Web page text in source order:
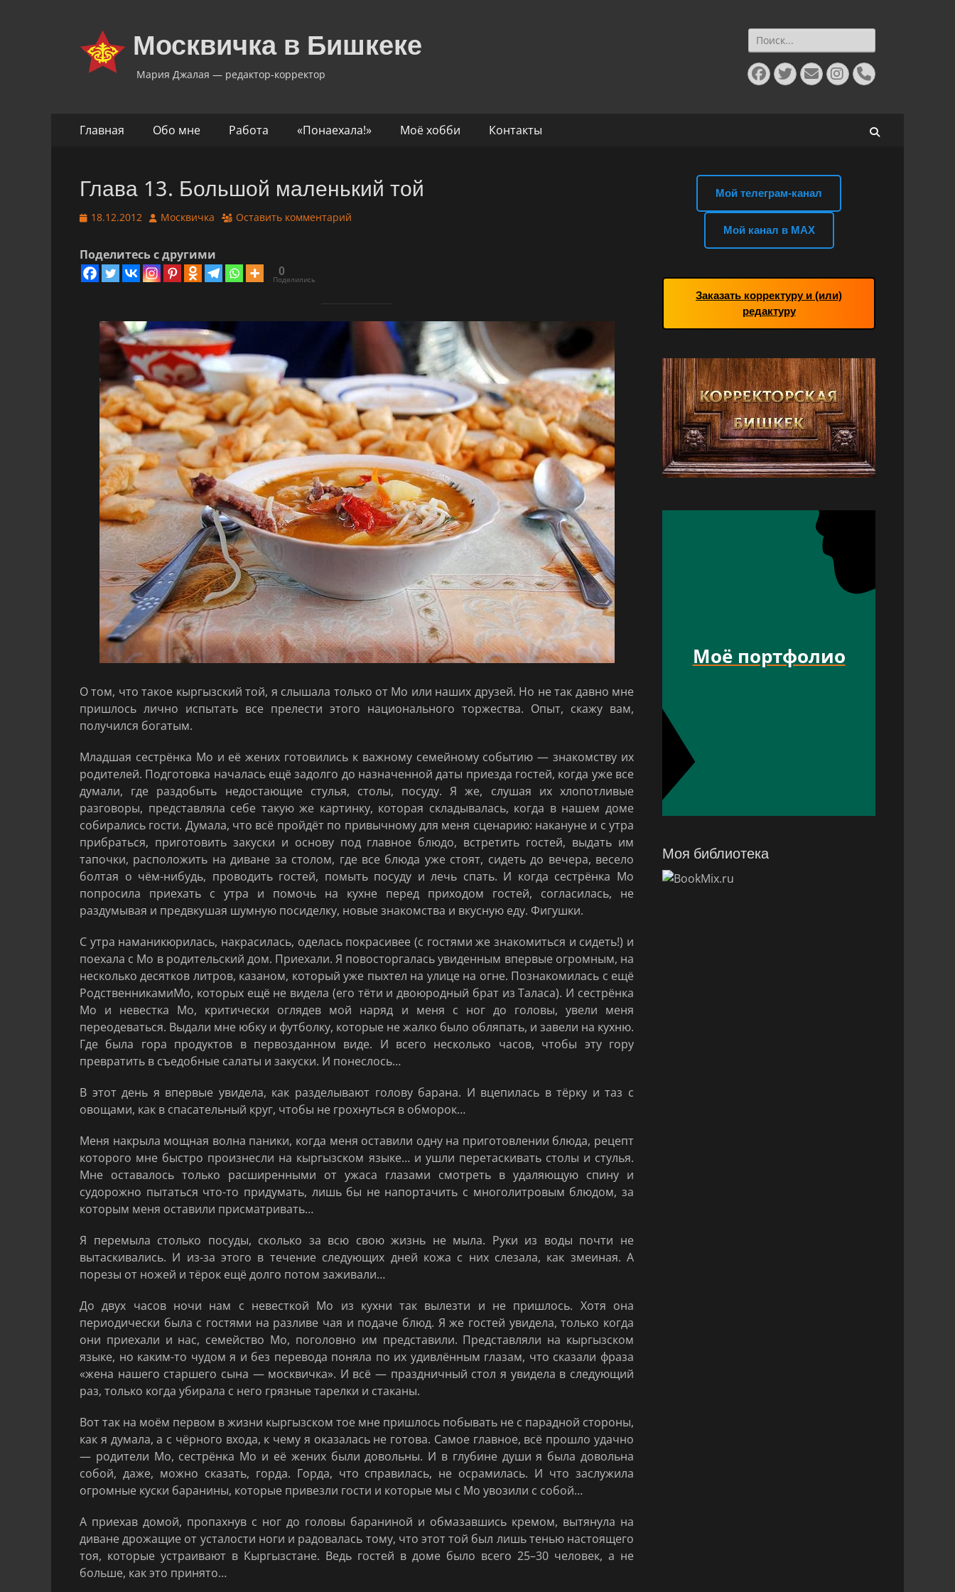
Москвичка в Бишкеке
Мария Джалая — редактор-корректор
Найти:
Facebook
Twitter
E-
mail
Instagram
Телефон
Основное
Главная Обо мне Работа «Понаехала!» Моё хобби Контакты
Глава 13. Большой маленький той
Опубликовано
18.12.2012 Автор
Москвичка Оставить комментарий
Поделитесь с другими
0
Поделились
О том, что такое кыргызский той, я слышала только от Мо или наших друзей. Но не так давно мне
пришлось лично испытать все прелести этого национального торжества. Опыт, скажу вам,
получился богатым.
Младшая сестрёнка Мо и её жених готовились к важному семейному событию — знакомству их
родителей. Подготовка началась ещё задолго до назначенной даты приезда гостей, когда уже все
думали, где раздобыть недостающие стулья, столы, посуду. Я же, слушая их хлопотливые
разговоры, представляла себе такую же картинку, которая складывалась, когда в нашем доме
собирались гости. Думала, что всё пройдёт по привычному для меня сценарию: накануне и с утра
прибраться, приготовить закуски и основу под главное блюдо, встретить гостей, выдать им
тапочки, расположить на диване за столом, где все блюда уже стоят, сидеть до вечера, весело
болтая о чём-нибудь, проводить гостей, помыть посуду и лечь спать. И когда сестрёнка Мо
попросила приехать с утра и помочь на кухне перед приходом гостей, согласилась, не
раздумывая и предвкушая шумную посиделку, новые знакомства и вкусную еду. Фигушки.
С утра наманикюрилась, накрасилась, оделась покрасивее (с гостями же знакомиться и сидеть!) и
поехала с Мо в родительский дом. Приехали. Я повосторгалась увиденным впервые огромным, на
несколько десятков литров, казаном, который уже пыхтел на улице на огне. Познакомилась с ещё
РодственникамиМо, которых ещё не видела (его тёти и двоюродный брат из Таласа). И сестрёнка
Мо и невестка Мо, критически оглядев мой наряд и меня с ног до головы, увели меня
переодеваться. Выдали мне юбку и футболку, которые не жалко было обляпать, и завели на кухню.
Где была гора продуктов в первозданном виде. И всего несколько часов, чтобы эту гору
превратить в съедобные салаты и закуски. И понеслось…
В этот день я впервые увидела, как разделывают голову барана. И вцепилась в тёрку и таз с
овощами, как в спасательный круг, чтобы не грохнуться в обморок…
Меня накрыла мощная волна паники, когда меня оставили одну на приготовлении блюда, рецепт
которого мне быстро произнесли на кыргызском языке… и ушли перетаскивать столы и стулья.
Мне оставалось только расширенными от ужаса глазами смотреть в удаляющую спину и
судорожно пытаться что-то придумать, лишь бы не напортачить с многолитровым блюдом, за
которым меня оставили присматривать…
Я перемыла столько посуды, сколько за всю свою жизнь не мыла. Руки из воды почти не
вытаскивались. И из-за этого в течение следующих дней кожа с них слезала, как змеиная. А
порезы от ножей и тёрок ещё долго потом заживали…
До двух часов ночи нам с невесткой Мо из кухни так вылезти и не пришлось. Хотя она
периодически была с гостями на разливе чая и подаче блюд. Я же гостей увидела, только когда
они приехали и нас, семейство Мо, поголовно им представили. Представляли на кыргызском
языке, но каким-то чудом я и без перевода поняла по их удивлённым глазам, что сказали фраза
«жена нашего старшего сына — москвичка». И всё — праздничный стол я увидела в следующий
раз, только когда убирала с него грязные тарелки и стаканы.
Вот так на моём первом в жизни кыргызском тое мне пришлось побывать не с парадной стороны,
как я думала, а с чёрного входа, к чему я оказалась не готова. Самое главное, всё прошло удачно
— родители Мо, сестрёнка Мо и её жених были довольны. И в глубине души я была довольна
собой, даже, можно сказать, горда. Горда, что справилась, не осрамилась. И что заслужила
огромные куски баранины, которые привезли гости и которые мы с Мо увозили с собой…
А приехав домой, пропахнув с ног до головы бараниной и обмазавшись кремом, вытянула на
диване дрожащие от усталости ноги и радовалась тому, что этот той был лишь тенью настоящего
тоя, которые устраивают в Кыргызстане. Ведь гостей в доме было всего 25–30 человек, а не
больше, как это принято…
Мой телеграм-канал
Мой канал в MAX
Заказать корректуру и (или)
редактуру
Моё портфолио
Моя библиотека